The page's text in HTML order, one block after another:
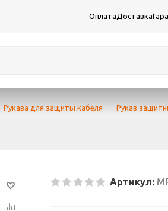
ОплатаДоставка
Рукава для защиты кабеля - Рукав
Артикул: